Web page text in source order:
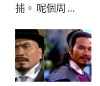
捕。 呢個周 …